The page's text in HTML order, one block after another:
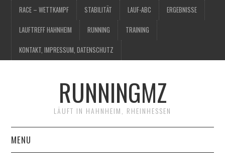
RACE – WETTKAMPF STABILITÄT LAUF-ABC ERGEBNISSE
LAUFTREFF HAHNHEIM RUNNING TRAINING
KONTAKT, IMPRESSUM, DATENSCHUTZ
RUNNINGMZ
LÄUFT IN HAHNHEIM, RHEINHESSEN
MENU